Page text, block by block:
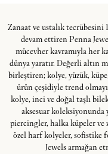
Zanaat ve ustalık tecrübesini
devam ettiren Penna
mücevher kavramıyla her
dünya yaratır. Değerli altın
birleştiren; kolye, yüzük,
ürün çeşidiyle trend
kolye, inci ve doğal taşlı
aksesuar koleksiyonunda
piercingler, halka küpeler ve
özel harf kolyeler, sofistike
Jewels armağan